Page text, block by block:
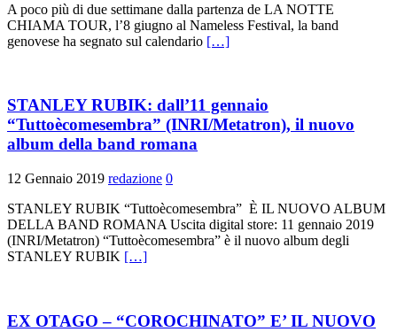
A poco più di due settimane dalla partenza de LA NOTTE
CHIAMA TOUR, l’8 giugno al Nameless Festival, la band
genovese ha segnato sul calendario […]
STANLEY RUBIK: dall’11 gennaio
“Tuttoècomesembra” (INRI/Metatron), il nuovo
album della band romana
12 Gennaio 2019 redazione 0
STANLEY RUBIK “Tuttoècomesembra” È IL NUOVO ALBUM
DELLA BAND ROMANA Uscita digital store: 11 gennaio 2019
(INRI/Metatron) “Tuttoècomesembra” è il nuovo album degli
STANLEY RUBIK […]
EX OTAGO – “COROCHINATO” E’ IL NUOVO